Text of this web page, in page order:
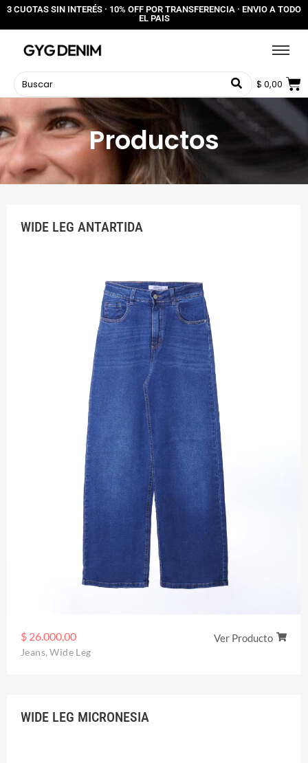
3 CUOTAS SIN INTERÉS · 10% OFF POR TRANSFERENCIA · ENVIO A TODO
EL PAIS
$ 0,00
Productos
WIDE LEG ANTARTIDA
$ 26.000,00 Ver Producto
Jeans, Wide Leg
WIDE LEG MICRONESIA